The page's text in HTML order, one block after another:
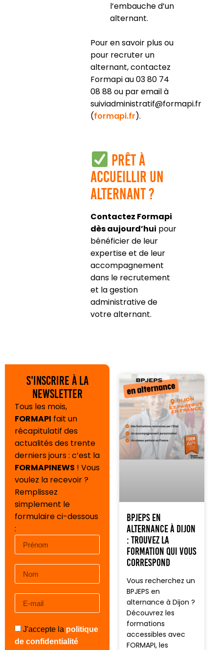
l’embauche d’un
alternant.
Pour en savoir plus ou
pour recruter un
alternant, contactez
Formapi au 03 80 74
08 88 ou par email à
suiviadministratif@formapi.fr
(formapi.fr).
Prêt à
accueillir un
alternant ?
Contactez Formapi
dès aujourd’hui pour
bénéficier de leur
expertise et de leur
accompagnement
dans le recrutement
et la gestion
administrative de
votre alternant.
S'inscrire à la
newsletter
Tous les mois,
FORMAPI fait un
récapitulatif des
actualités des trente
derniers jours : c’est la
FORMAPINEWS ! Vous
voulez la recevoir ?
Remplissez
simplement le
formulaire ci-dessous
:
J'accepte la politique
de confidentialité
BPJEPS en
alternance à Dijon
: trouvez la
formation qui vous
correspond
Vous recherchez un
BPJEPS en
alternance à Dijon ?
Découvrez les
formations
accessibles avec
FORMAPI, les